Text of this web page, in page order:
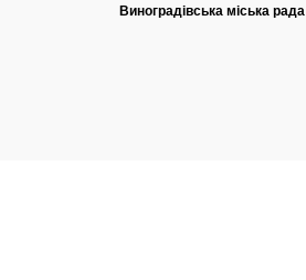
Виноградівська міська рада